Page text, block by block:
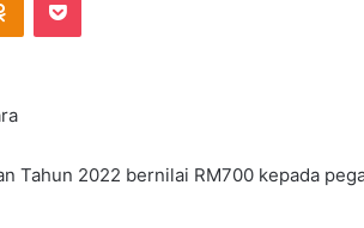
Tahun 2022 bernilai RM700 kepada